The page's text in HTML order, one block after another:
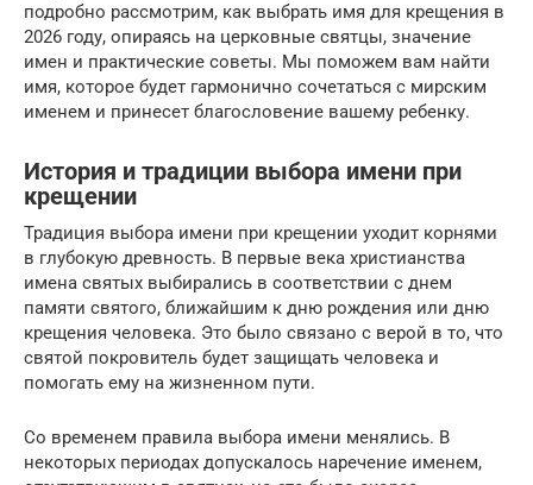
подробно рассмотрим, как выбрать имя для крещения в
2026 году, опираясь на церковные святцы, значение
имен и практические советы. Мы поможем вам найти
имя, которое будет гармонично сочетаться с мирским
именем и принесет благословение вашему ребенку.
История и традиции выбора имени при
крещении
Традиция выбора имени при крещении уходит корнями
в глубокую древность. В первые века христианства
имена святых выбирались в соответствии с днем
памяти святого, ближайшим к дню рождения или дню
крещения человека. Это было связано с верой в то, что
святой покровитель будет защищать человека и
помогать ему на жизненном пути.
Со временем правила выбора имени менялись. В
некоторых периодах допускалось наречение именем,